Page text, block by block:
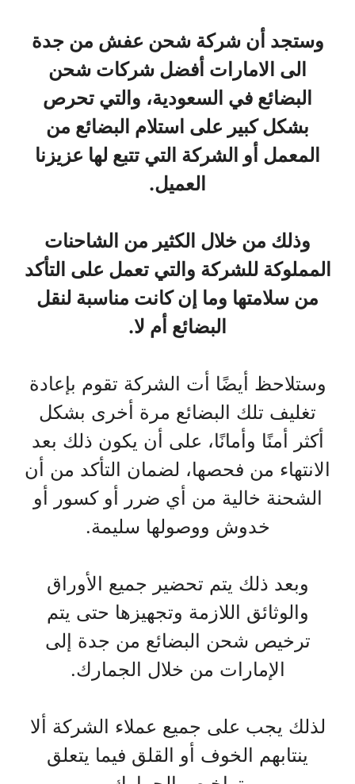
وستجد أن شركة شحن عفش من جدة
الى الامارات أفضل شركات شحن
البضائع في السعودية، والتي تحرص
بشكل كبير على استلام البضائع من
المعمل أو الشركة التي تتبع لها عزيزنا
العميل.
وذلك من خلال الكثير من الشاحنات
المملوكة للشركة والتي تعمل على التأكد
من سلامتها وما إن كانت مناسبة لنقل
البضائع أم لا.
وستلاحظ أيضًا أت الشركة تقوم بإعادة
تغليف تلك البضائع مرة أخرى بشكل
أكثر أمنًا وأمانًا، على أن يكون ذلك بعد
الانتهاء من فحصها، لضمان التأكد من أن
الشحنة خالية من أي ضرر أو كسور أو
خدوش ووصولها سليمة.
وبعد ذلك يتم تحضير جميع الأوراق
والوثائق اللازمة وتجهيزها حتى يتم
ترخيص شحن البضائع من جدة إلى
الإمارات من خلال الجمارك.
لذلك يجب على جميع عملاء الشركة ألا
ينتابهم الخوف أو القلق فيما يتعلق